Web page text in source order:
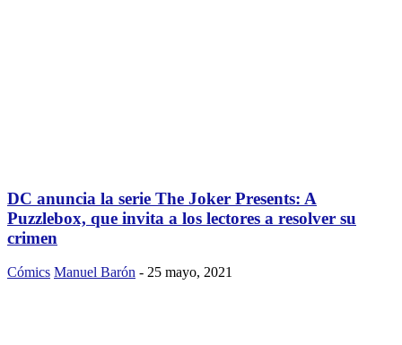
DC anuncia la serie The Joker Presents: A
Puzzlebox, que invita a los lectores a resolver su
crimen
Cómics Manuel Barón - 25 mayo, 2021